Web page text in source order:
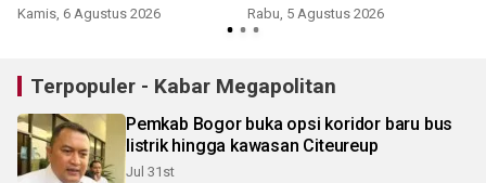
Kamis, 6 Agustus 2026 Rabu, 5 Agustus 2026
Terpopuler - Kabar Megapolitan
Pemkab Bogor buka opsi koridor baru bus
listrik hingga kawasan Citeureup
Jul 31st